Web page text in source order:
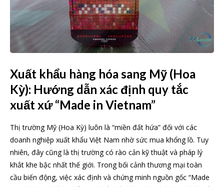
Xuất khẩu hàng hóa sang Mỹ (Hoa
Kỳ): Hướng dẫn xác định quy tắc
xuất xứ “Made in Vietnam”
Thị trường Mỹ (Hoa Kỳ) luôn là “miền đất hứa” đối với các
doanh nghiệp xuất khẩu Việt Nam nhờ sức mua khổng lồ. Tuy
nhiên, đây cũng là thị trường có rào cản kỹ thuật và pháp lý
khắt khe bậc nhất thế giới. Trong bối cảnh thương mại toàn
cầu biến động, việc xác định và chứng minh nguồn gốc “Made